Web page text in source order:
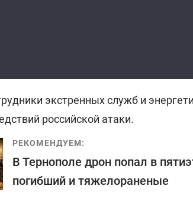
экстренных служб и
российской атаки.
РЕКОМЕНДУЕМ:
В Тернополе дрон попал в
погибший и тяжелораненые